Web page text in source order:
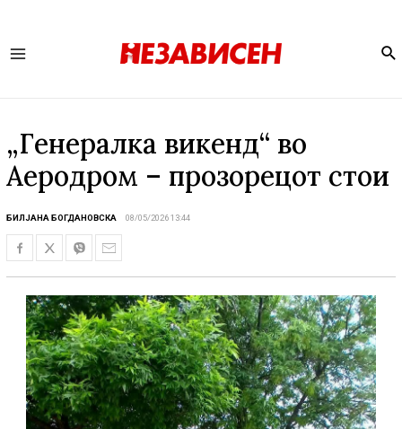
„Генералка викенд“ во
Аеродром – прозорецот стои
БИЛЈАНА БОГДАНОВСКА 08/05/2026 13:44